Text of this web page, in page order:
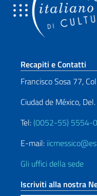
Sezione
Recapiti e Contatti
Francisco Sosa 77,
Ciudad de México,
Tel: (0052-55) 5554-
E-mail:
Gli uffici della sede
Iscriviti alla nostra